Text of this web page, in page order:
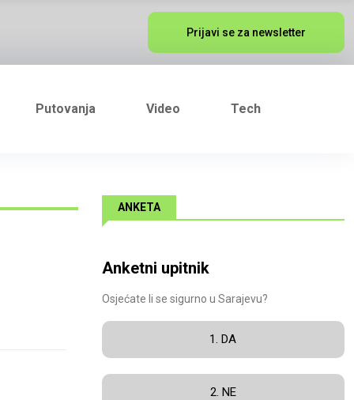
Prijavi se za newsletter
Putovanja Video Tech
ANKETA
Anketni upitnik
Osjećate li se sigurno u Sarajevu?
1. DA
2. NE